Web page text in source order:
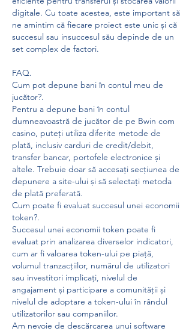
digitale. Cu toate acestea, este important să
ne amintim că fiecare proiect este unic și că
succesul sau insuccesul său depinde de un
set complex de factori.
FAQ.
Cum pot depune bani în contul meu de
jucător?.
Pentru a depune bani în contul
dumneavoastră de jucător de pe Bwin com
casino, puteți utiliza diferite metode de
plată, inclusiv carduri de credit/debit,
transfer bancar, portofele electronice și
altele. Trebuie doar să accesați secțiunea de
depunere a site-ului și să selectați metoda
de plată preferată.
Cum poate fi evaluat succesul unei economii
token?.
Succesul unei economii token poate fi
evaluat prin analizarea diverselor indicatori,
cum ar fi valoarea token-ului pe piață,
volumul tranzacțiilor, numărul de utilizatori
sau investitori implicați, nivelul de
angajament și participare a comunității și
nivelul de adoptare a token-ului în rândul
utilizatorilor sau companiilor.
Am nevoie de descărcarea unui software